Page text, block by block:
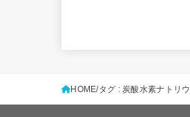
HOME タグ : 炭酸水素ナトリ